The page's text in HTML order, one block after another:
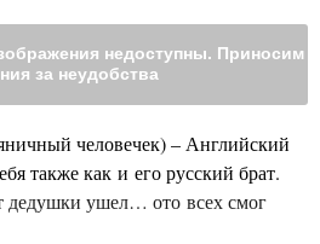
недоступны. Приносим
за неудобства
человечек) – Английский
также как и его русский брат.
ушел… ото всех смог